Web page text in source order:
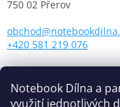
Notebook Dílna a
využití jednotlivých
750 02 Přerov
+420 581 219 076
Otevírací doba:
Pondělí - Pátek: 9.00 -